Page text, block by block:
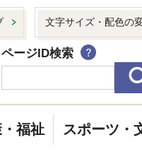
文字サイズ・配色の
ページID検索
福祉 スポーツ・